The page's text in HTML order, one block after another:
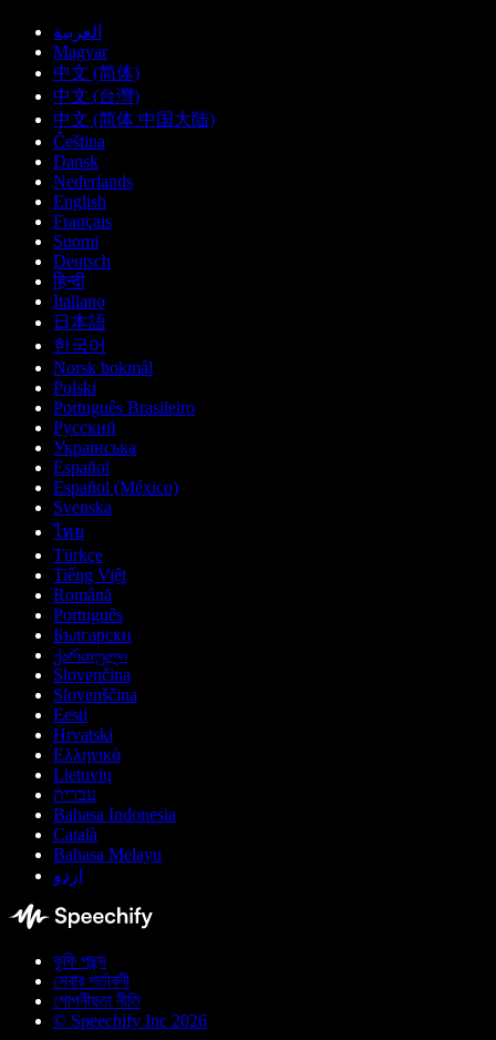
العربية
Magyar
中文 (简体)
中文 (台灣)
中文 (简体 中国大陆)
Čeština
Dansk
Nederlands
English
Français
Suomi
Deutsch
हिन्दी
Italiano
日本語
한국어
Norsk bokmål
Polski
Português Brasileiro
Русский
Українська
Español
Español (México)
Svenska
ไทย
Türkçe
Tiếng Việt
Română
Português
Български
ქართული
Slovenčina
Slovenščina
Eesti
Hrvatski
Ελληνικά
Lietuvių
עברית
Bahasa Indonesia
Català
Bahasa Melayu
اردو
কুকি পছন্দ
সেবার শর্তাবলী
গোপনীয়তা নীতি
© Speechify Inc 2026